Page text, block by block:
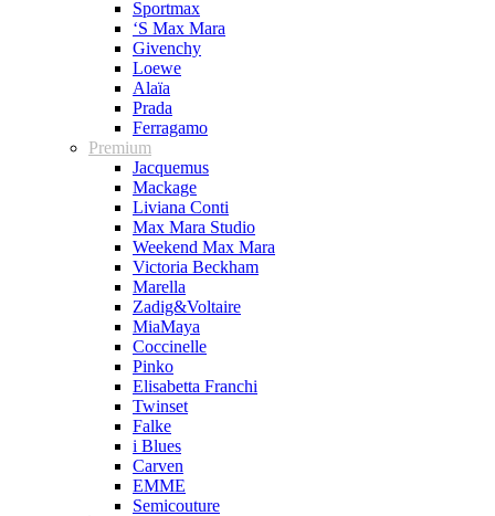
Sportmax
‘S Max Mara
Givenchy
Loewe
Alaïa
Prada
Ferragamo
Premium
Jacquemus
Mackage
Liviana Conti
Max Mara Studio
Weekend Max Mara
Victoria Beckham
Marella
Zadig&Voltaire
MiaMaya
Coccinelle
Pinko
Elisabetta Franchi
Twinset
Falke
i Blues
Carven
EMME
Semicouture